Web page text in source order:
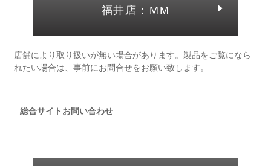
福井店：MM
店舗により取り扱いが無い場合があります。製品をご覧になら
れたい場合は、事前にお問合せをお願い致します。
総合サイトお問い合わせ